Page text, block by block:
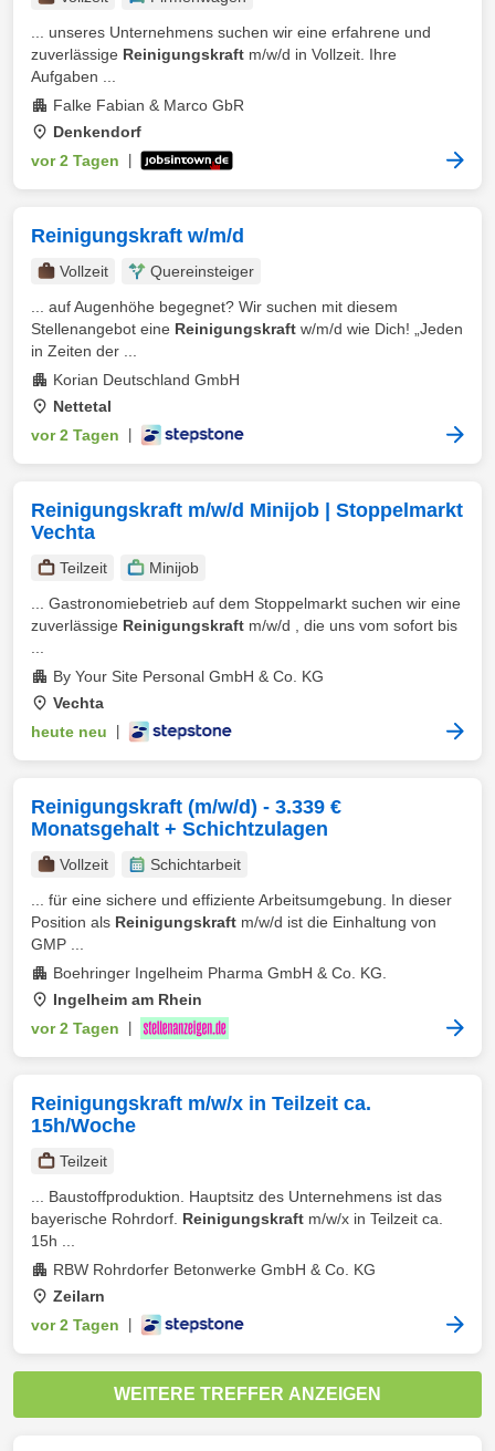
... unseres Unternehmens suchen wir eine erfahrene und
zuverlässige Reinigungskraft m/w/d in Vollzeit. Ihre
Aufgaben ...
Falke Fabian & Marco GbR
Denkendorf
vor 2 Tagen
Reinigungskraft w/m/d
Vollzeit
Quereinsteiger
... auf Augenhöhe begegnet? Wir suchen mit diesem
Stellenangebot eine Reinigungskraft w/m/d wie Dich! „Jeden
in Zeiten der ...
Korian Deutschland GmbH
Nettetal
vor 2 Tagen
Reinigungskraft m/w/d Minijob | Stoppelmarkt
Vechta
Teilzeit
Minijob
... Gastronomiebetrieb auf dem Stoppelmarkt suchen wir eine
zuverlässige Reinigungskraft m/w/d , die uns vom sofort bis
By Your Site Personal GmbH & Co. KG
Vechta
heute neu
Reinigungskraft (m/w/d) - 3.339 €
Monatsgehalt + Schichtzulagen
Vollzeit
Schichtarbeit
... für eine sichere und effiziente Arbeitsumgebung. In dieser
Position als Reinigungskraft m/w/d ist die Einhaltung von
GMP ...
Boehringer Ingelheim Pharma GmbH & Co. KG.
Ingelheim am Rhein
vor 2 Tagen
Reinigungskraft m/w/x in Teilzeit ca.
15h/Woche
Teilzeit
... Baustoffproduktion. Hauptsitz des Unternehmens ist das
bayerische Rohrdorf. Reinigungskraft m/w/x in Teilzeit ca.
15h ...
RBW Rohrdorfer Betonwerke GmbH & Co. KG
Zeilarn
vor 2 Tagen
WEITERE TREFFER ANZEIGEN